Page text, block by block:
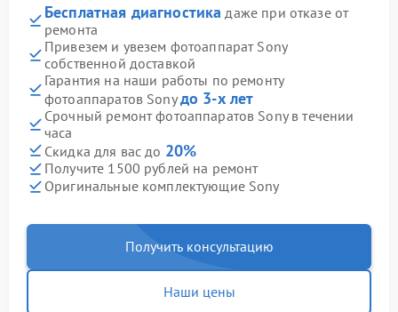
Бесплатная диагностика даже при отказе от
ремонта
Привезем и увезем фотоаппарат Sony
собственной доставкой
Гарантия на наши работы по ремонту
фотоаппаратов Sonyдо 3-х лет
Срочный ремонт фотоаппаратов Sony в течении
часа
Скидка для вас до 20%
Получите 1500 рублей на ремонт
Оригинальные комплектующие Sony
Получить консультацию
Наши цены